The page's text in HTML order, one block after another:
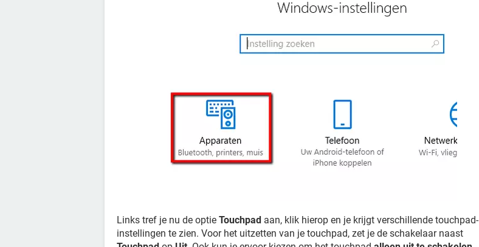
Links tref je nu de optie Touchpad aan, klik hierop en je krijgt verschillende touchpad-
instellingen te zien. Voor het uitzetten van je touchpad, zet je de schakelaar naast